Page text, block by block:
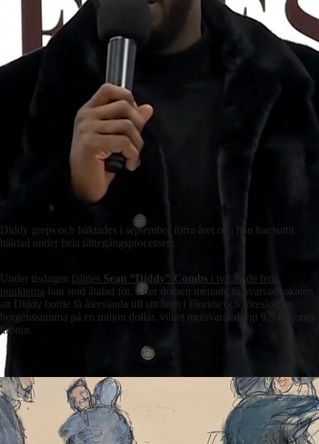
Diddy greps och häktades i september förra året och han har suttit
häktad under hela rättegångsprocessen.
Under tisdagen fälldes Sean ”Diddy” Combs i två av de fem
punkterna han stod åtalad för. Efter domen menade försvarsadvokaten
att Diddy borde få återvända till sitt hem i Florida och föreslog en
borgenssumma på en miljon dollar, vilket motsvarar drygt 9,5 miljoner
kronor.